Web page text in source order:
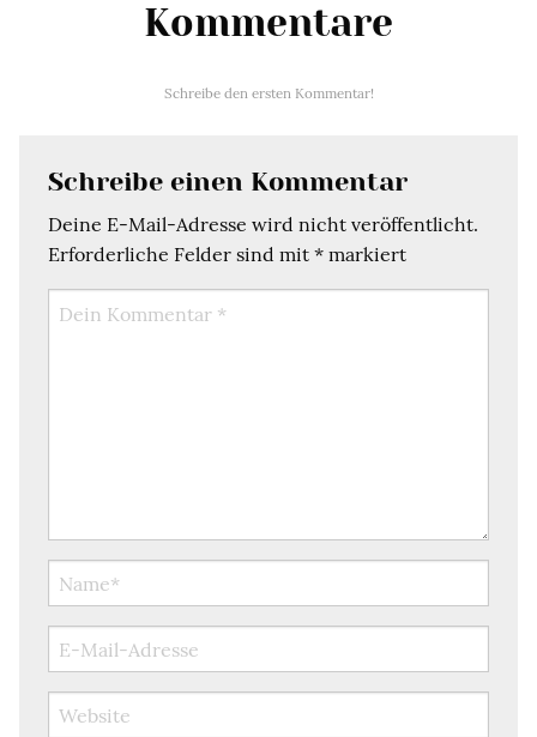
Kommentare
Schreibe den ersten Kommentar!
Schreibe einen Kommentar
Deine E-Mail-Adresse wird nicht veröffentlicht.
Erforderliche Felder sind mit * markiert